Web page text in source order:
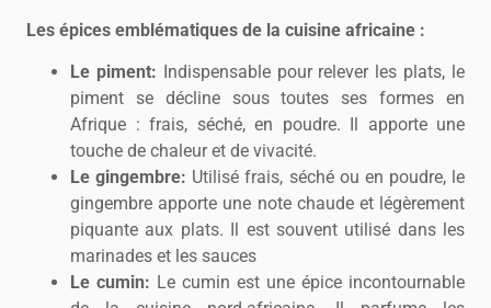
Les épices emblématiques de la cuisine africaine :
Le piment: Indispensable pour relever les plats, le
piment se décline sous toutes ses formes en
Afrique : frais, séché, en poudre. Il apporte une
touche de chaleur et de vivacité.
Le gingembre: Utilisé frais, séché ou en poudre, le
gingembre apporte une note chaude et légèrement
piquante aux plats. Il est souvent utilisé dans les
marinades et les sauces
Le cumin: Le cumin est une épice incontournable